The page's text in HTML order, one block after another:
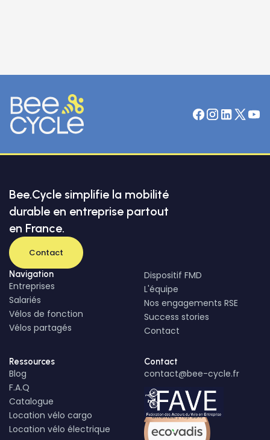
Bee.Cycle simplifie la mobilité
durable en entreprise partout
en France.
Contact
Navigation
Entreprises
Salariés
Vélos de fonction
Vélos partagés
Dispositif FMD
L'équipe
Nos engagements RSE
Success stories
Contact
Ressources
Blog
F.A.Q
Catalogue
Location vélo cargo
Location vélo électrique
Contact
contact@bee-cycle.fr